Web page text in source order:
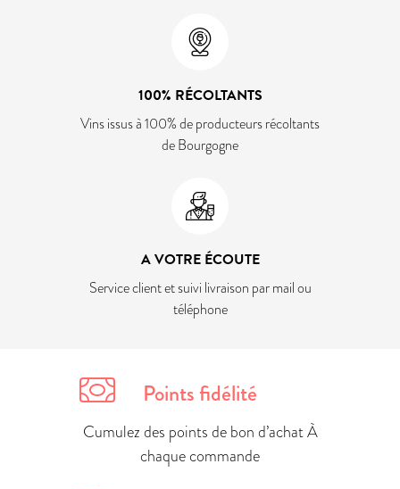
100% RÉCOLTANTS
Vins issus à 100% de producteurs récoltants
de Bourgogne
A VOTRE ÉCOUTE
Service client et suivi livraison par mail ou
téléphone
Points fidélité
Cumulez des points de bon d’achat À
chaque commande